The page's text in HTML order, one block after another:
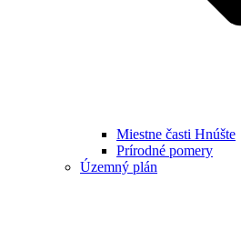
Miestne časti Hnúšte
Prírodné pomery
Územný plán